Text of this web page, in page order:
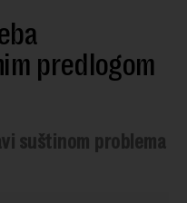
predlogom
suštinom problema